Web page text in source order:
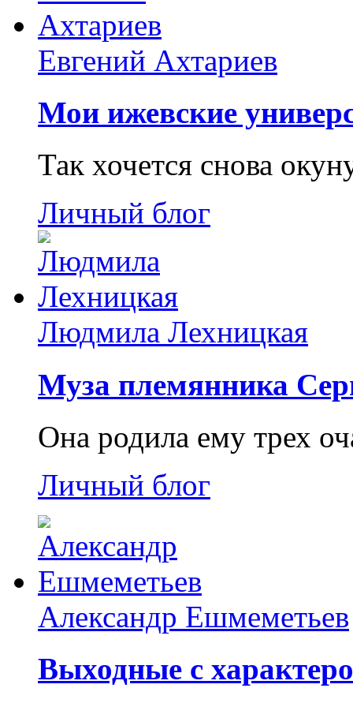
Евгений Ахтариев
Мои ижевские
Так хочется снова
Личный блог
Людмила Лехницкая
Муза племянника
Она родила ему трех
Личный блог
Александр Ешмеметьев
Выходные с